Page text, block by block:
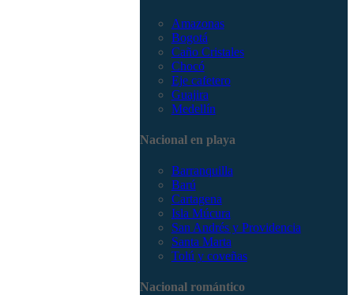
Amazonas
Bogotá
Caño Cristales
Chocó
Eje cafetero
Guajira
Medellín
Nacional en playa
Barranquilla
Barú
Cartagena
Isla Múcura
San Andrés y Providencia
Santa Marta
Tolú y coveñas
Nacional romántico